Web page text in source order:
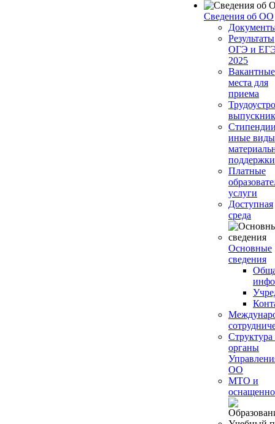
Сведения об ОО
Результаты
ОГЭ и
2025
Вакантные
места для
приема
иные виды
поддержки
Платные
услуги
Доступная
среда
Основные
сведения
Структура
органы
ОО
МТО и